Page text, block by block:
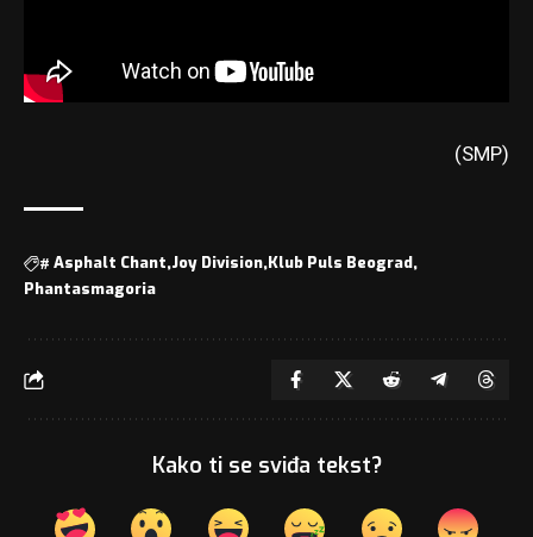
(SMP)
# Asphalt Chant Joy Division Klub Puls Beograd
Phantasmagoria
Kako ti se sviđa tekst?